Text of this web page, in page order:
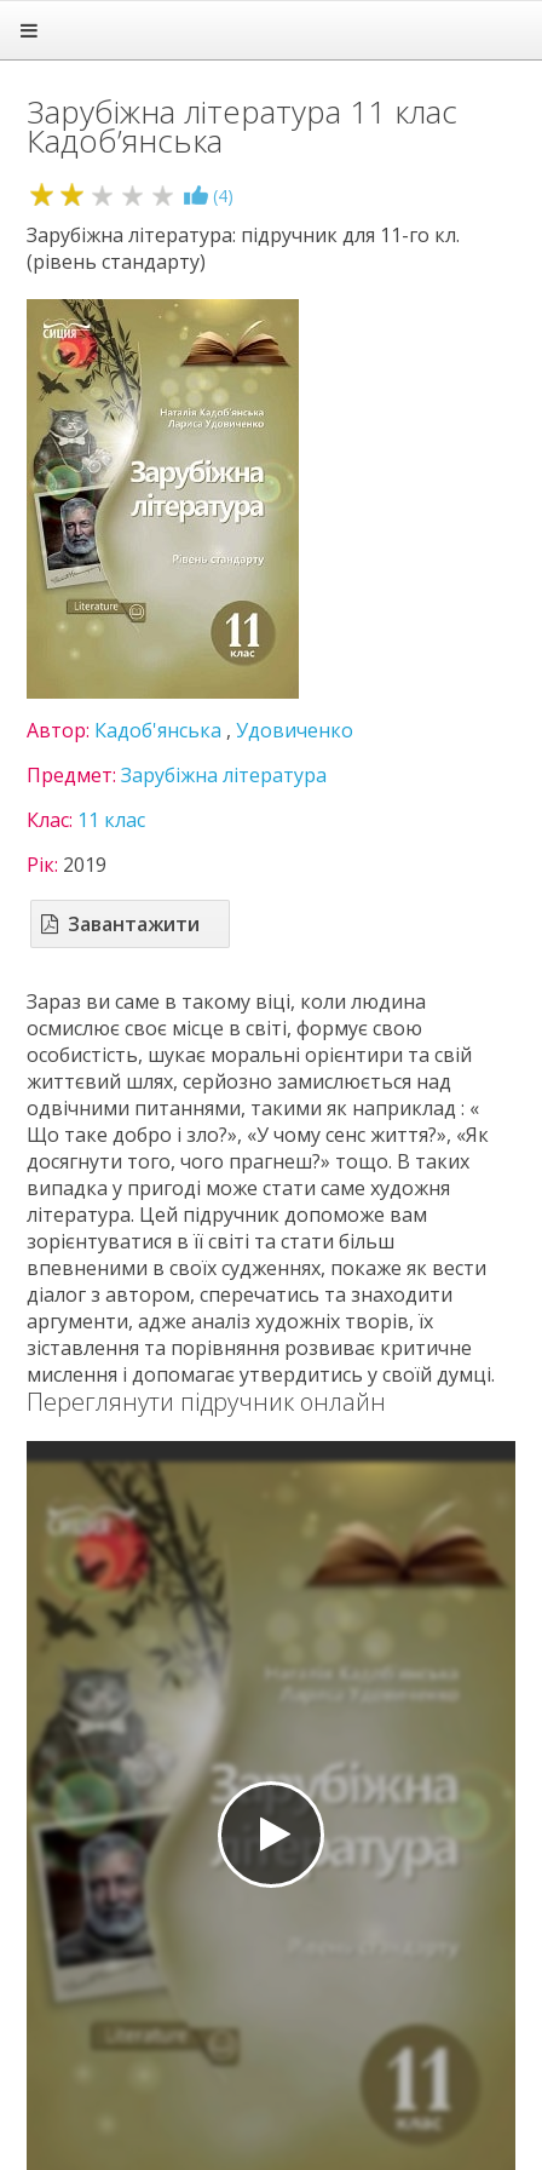
Підручники
1 клас
2 клас
3 клас
4 клас
5 клас
6 клас
7 клас
8 клас
9 клас
10 клас
11 клас
Алгебра
Англійська мова
Астрономія
Біологія
Всесвітня історія
Географія
Геометрія
Економіка
Зарубіжна література
Інформатика
Іспанська мова
Історія України
Математика
Мови нац. меншин
Правознавство
Українська література
Фізика
Французька мова
Хімія
ГДЗ
Статті
Зв'язок
Політика
Зарубіжна література 11 клас
Кадоб’янська
2.1 (4)
Зарубіжна література: підручник для 11-го кл.
(рівень стандарту)
Автор: Кадоб'янська ,Удовиченко
Предмет:Зарубіжна література
Клас: 11 клас
Рік: 2019
Завантажити
Зараз ви саме в такому віці, коли людина
осмислює своє місце в світі, формує свою
особистість, шукає моральні орієнтири та свій
життєвий шлях, серйозно замислюється над
одвічними питаннями, такими як наприклад : «
Що таке добро і зло?», «У чому сенс життя?», «Як
досягнути того, чого прагнеш?» тощо. В таких
випадка у пригоді може стати саме художня
література. Цей підручник допоможе вам
зорієнтуватися в її світі та стати більш
впевненими в своїх судженнях, покаже як вести
діалог з автором, сперечатись та знаходити
аргументи, адже аналіз художніх творів, їх
зіставлення та порівняння розвиває критичне
мислення і допомагає утвердитись у своїй думці.
Переглянути підручник онлайн